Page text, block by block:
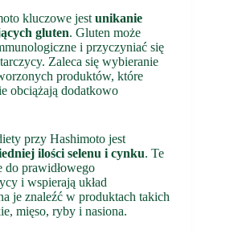
kluczowe jest unikanie
gluten. Gluten może
i przyczyniać się
Zaleca się wybieranie
produktów, które
obciążają dodatkowo
przy Hashimoto jest
ilości selenu i cynku. Te
do prawidłowego
i wspierają układ
je znaleźć w produktach takich
mięso, ryby i nasiona.